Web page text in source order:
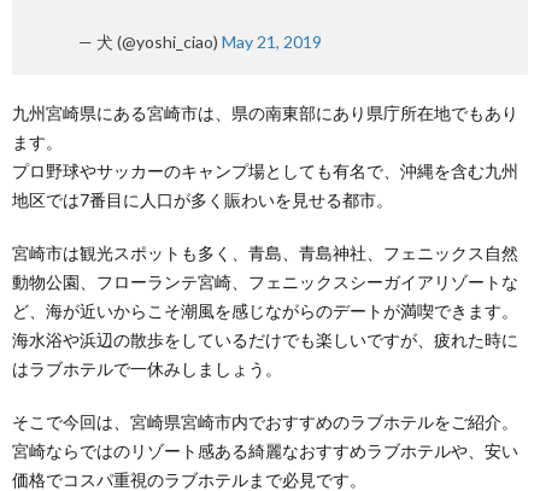
— 犬 (@yoshi_ciao) May 21, 2019
九州宮崎県にある宮崎市は、県の南東部にあり県庁所在地でもあり
ます。
プロ野球やサッカーのキャンプ場としても有名で、沖縄を含む九州
地区では7番目に人口が多く賑わいを見せる都市。
宮崎市は観光スポットも多く、青島、青島神社、フェニックス自然
動物公園、フローランテ宮崎、フェニックスシーガイアリゾートな
ど、海が近いからこそ潮風を感じながらのデートが満喫できます。
海水浴や浜辺の散歩をしているだけでも楽しいですが、疲れた時に
はラブホテルで一休みしましょう。
そこで今回は、宮崎県宮崎市内でおすすめのラブホテルをご紹介。
宮崎ならではのリゾート感ある綺麗なおすすめラブホテルや、安い
価格でコスパ重視のラブホテルまで必見です。